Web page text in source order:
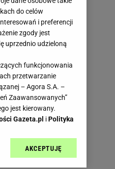
do celów
i preferencji
zgody jest
uprzednio udzieloną
funkcjonowania
przetwarzanie
– Agora S.A. –
Zaawansowanych”
jest kierowany.
Gazeta.pl iPolityka
sp. z o.o., jej
AKCEPTUJĘ